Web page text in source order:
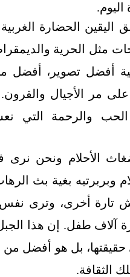
اليوم.
الحضارة الغربية
مثل الحرية
أفضل تصوير،
على مر الأجيال
والرحمة التي
وبربرتيه بغية بث
أخرى، وترى نفس
آلاف طفل. إن هذا
حقيقتها، بل هو أفضل
الثقافة.